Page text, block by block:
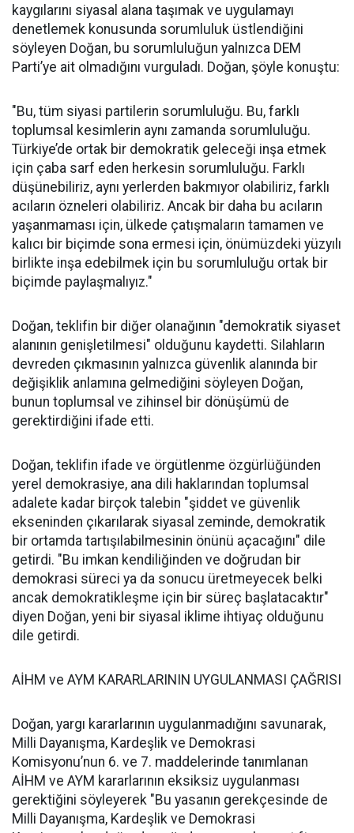
kaygılarını siyasal alana taşımak ve uygulamayı
denetlemek konusunda sorumluluk üstlendiğini
söyleyen Doğan, bu sorumluluğun yalnızca DEM
Parti’ye ait olmadığını vurguladı. Doğan, şöyle konuştu:
"Bu, tüm siyasi partilerin sorumluluğu. Bu, farklı
toplumsal kesimlerin aynı zamanda sorumluluğu.
Türkiye’de ortak bir demokratik geleceği inşa etmek
için çaba sarf eden herkesin sorumluluğu. Farklı
düşünebiliriz, aynı yerlerden bakmıyor olabiliriz, farklı
acıların özneleri olabiliriz. Ancak bir daha bu acıların
yaşanmaması için, ülkede çatışmaların tamamen ve
kalıcı bir biçimde sona ermesi için, önümüzdeki yüzyılı
birlikte inşa edebilmek için bu sorumluluğu ortak bir
biçimde paylaşmalıyız."
Doğan, teklifin bir diğer olanağının "demokratik siyaset
alanının genişletilmesi" olduğunu kaydetti. Silahların
devreden çıkmasının yalnızca güvenlik alanında bir
değişiklik anlamına gelmediğini söyleyen Doğan,
bunun toplumsal ve zihinsel bir dönüşümü de
gerektirdiğini ifade etti.
Doğan, teklifin ifade ve örgütlenme özgürlüğünden
yerel demokrasiye, ana dili haklarından toplumsal
adalete kadar birçok talebin "şiddet ve güvenlik
ekseninden çıkarılarak siyasal zeminde, demokratik
bir ortamda tartışılabilmesinin önünü açacağını" dile
getirdi. "Bu imkan kendiliğinden ve doğrudan bir
demokrasi süreci ya da sonucu üretmeyecek belki
ancak demokratikleşme için bir süreç başlatacaktır"
diyen Doğan, yeni bir siyasal iklime ihtiyaç olduğunu
dile getirdi.
AİHM ve AYM KARARLARININ UYGULANMASI ÇAĞRISI
Doğan, yargı kararlarının uygulanmadığını savunarak,
Milli Dayanışma, Kardeşlik ve Demokrasi
Komisyonu’nun 6. ve 7. maddelerinde tanımlanan
AİHM ve AYM kararlarının eksiksiz uygulanması
gerektiğini söyleyerek "Bu yasanın gerekçesinde de
Milli Dayanışma, Kardeşlik ve Demokrasi